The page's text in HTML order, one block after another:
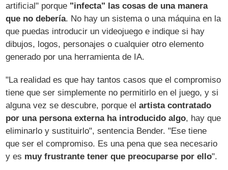
artificial" porque "infecta" las cosas de una manera
que no debería. No hay un sistema o una máquina en la
que puedas introducir un videojuego e indique si hay
dibujos, logos, personajes o cualquier otro elemento
generado por una herramienta de IA.
"La realidad es que hay tantos casos que el compromiso
tiene que ser simplemente no permitirlo en el juego, y si
alguna vez se descubre, porque elartista contratado
por una persona externa ha introducido algo, hay que
eliminarlo y sustituirlo", sentencia Bender. "Ese tiene
que ser el compromiso. Es una pena que sea necesario
y es muy frustrante tener que preocuparse por ello".